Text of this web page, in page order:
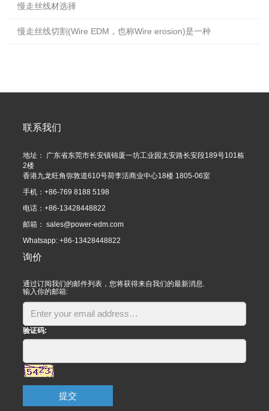
慢走丝线材选择
慢走丝线切割(Wire EDM，也称Wire erosion)是一种
联系我们
地址： 广东省东莞市长安镇锦厦一坊工业园太安路长安段189号101栋
2楼
香港九龙旺角弥敦道610号荷李活商业中心18楼 1805-06室
手机：+86-769 8188 5198
电话：+86-13428448822
邮箱： sales@power-edm.com
Whatsapp: +86-13428448822
询价
通过订阅我们的邮件列表，您将获得来自我们的最新消息.
输入你的邮箱:
验证码:
提交